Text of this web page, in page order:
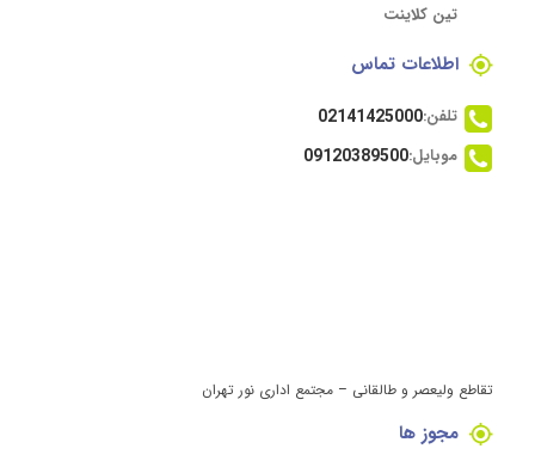
تین کلاینت
اطلاعات تماس
تلفن:02141425000
موبایل:09120389500
تقاطع ولیعصر و طالقانی – مجتمع اداری نور تهران
مجوز ها